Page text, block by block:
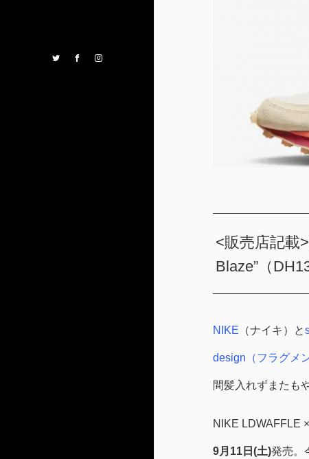
TwitterFacebook
<販売店記載
Blaze”（
NIKE （ナイキ）と
design（フラグメ
間髪入れずまたも
NIKE LDWAFFLE
9月11日(土)発売。